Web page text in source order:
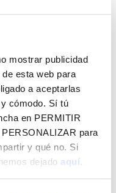
mostrar publicidad
esta web para
a aceptarlas
cómodo. Sí tú
en PERMITIR
PERSONALIZAR para
y qué no. Si
dejado aquí.
Colaborador en
en las áreas
con la enseñanza de
y con el
profesionales y con el
en situación de
importantes en áreas